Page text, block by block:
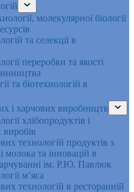
молекулярної біології
та селекції в
переробки та якості
та біотехнологій в
і харчових виробництв
хлібопродуктів і
виробів
технологій продуктів з
молока та інновацій в
ім. Р.Ю. Павлюк
м’яса
технологій в ресторанній